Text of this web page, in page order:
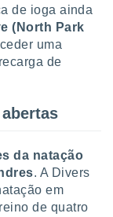
de ioga ainda
(North Park
uma
de
da natação
. A Divers
em
de quatro